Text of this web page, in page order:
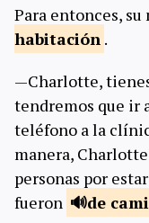
Para entonces, su
habitación .
—Charlotte,
tendremos que ir
teléfono a la
manera,
personas por
fueron
de